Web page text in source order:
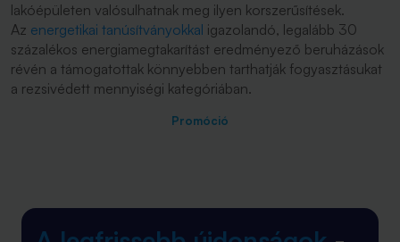
lakóépületen valósulhatnak meg ilyen korszerűsítések.
Az energetikai tanúsítványokkal igazolandó, legalább 30
százalékos energiamegtakarítást eredményező beruházások
révén a támogatottak könnyebben tarthatják fogyasztásukat
a rezsivédett mennyiségi kategóriában.
Promóció